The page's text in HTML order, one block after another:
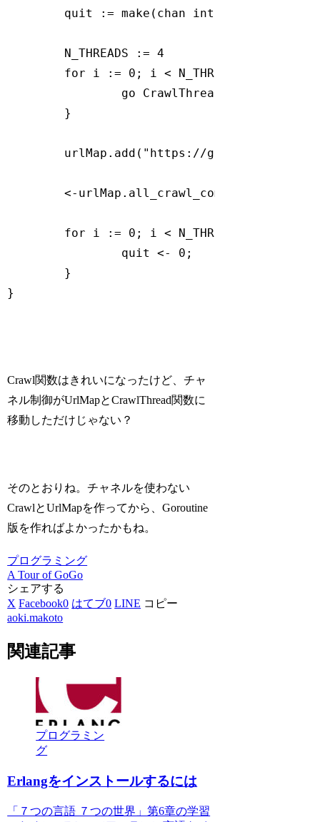
	quit :=
make ( chan int
	N_THREADS :=
4
for i := 0 ; i < N_THREADS; i++ {
go CrawlThread(fetcher,
	urlMap.add(
"https://golang.org/"
	<-urlMap.all_crawl_completed_ch
for i := 0 ; i < N_THREADS; i++ {
		quit <-
0 ;
}
Crawl関数はきれいになったけど、チャ
ネル制御がUrlMapとCrawlThread関数に
移動しただけじゃない？
そのとおりね。チャネルを使わない
CrawlとUrlMapを作ってから、Goroutine
版を作ればよかったかもね。
プログラミング
A Tour of GoGo
シェアする
X Facebook0 はてブ0 LINE コピー
aoki.makoto
関連記事
プログラミン
グ
Erlangをインストールするには
「７つの言語 ７つの世界」第6章の学習